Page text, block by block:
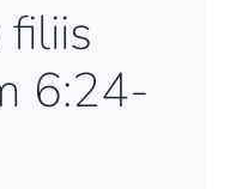
6:24-